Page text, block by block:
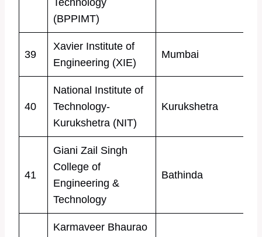
Technology
(BPPIMT)
39
Xavier Institute of
Engineering (XIE)
Mumbai
40
National Institute of
Technology-
Kurukshetra (NIT)
Kurukshetra
41
Giani Zail Singh
College of
Engineering &
Technology
Bathinda
Karmaveer Bhaurao